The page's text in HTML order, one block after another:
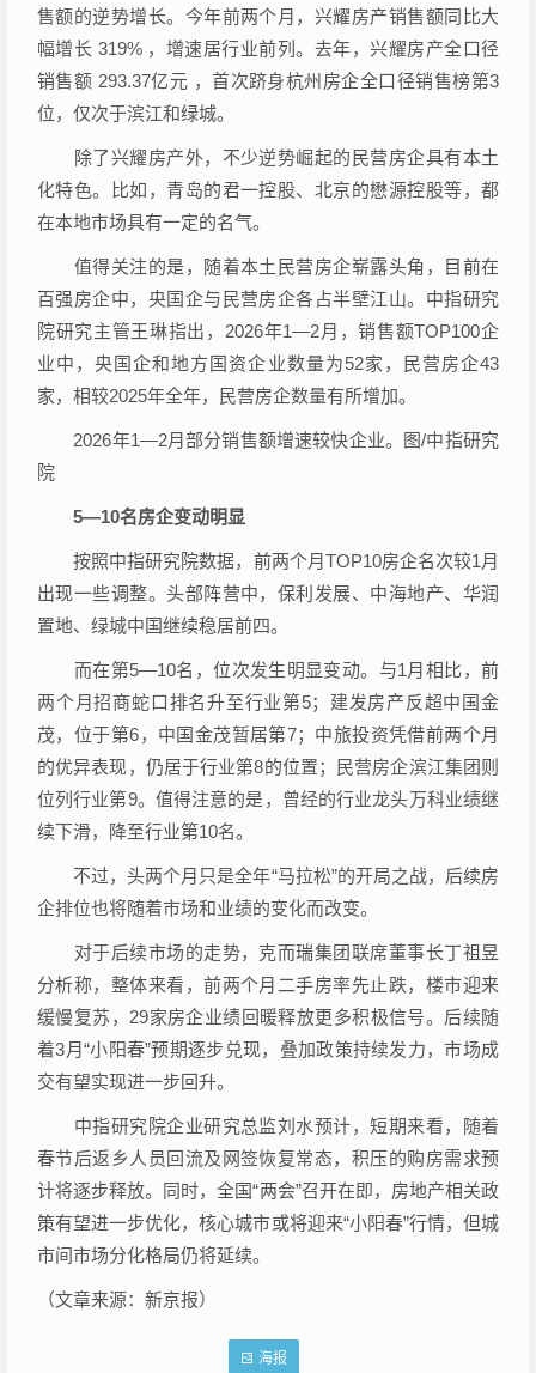
售额的逆势增长。今年前两个月，兴耀房产销售额同比大
幅增长 319% ，增速居行业前列。去年，兴耀房产全口径
销售额 293.37亿元 ，首次跻身杭州房企全口径销售榜第3
位，仅次于滨江和绿城。
除了兴耀房产外，不少逆势崛起的民营房企具有本土
化特色。比如，青岛的君一控股、北京的懋源控股等，都
在本地市场具有一定的名气。
值得关注的是，随着本土民营房企崭露头角，目前在
百强房企中，央国企与民营房企各占半壁江山。中指研究
院研究主管王琳指出，2026年1—2月，销售额TOP100企
业中，央国企和地方国资企业数量为52家，民营房企43
家，相较2025年全年，民营房企数量有所增加。
2026年1—2月部分销售额增速较快企业。图/中指研究
院
5—10名房企变动明显
按照中指研究院数据，前两个月TOP10房企名次较1月
出现一些调整。头部阵营中，保利发展、中海地产、华润
置地、 绿城中国继续稳居前四。
而在第5—10名，位次发生明显变动。与1月相比，前
两个月招商蛇口排名升至行业第5；建发房产反超中国金
茂，位于第6， 中国金茂暂居第7；中旅投资凭借前两个月
的优异表现，仍居于行业第8的位置；民营房企滨江集团则
位列行业第9。值得注意的是，曾经的行业龙头万科业绩继
续下滑，降至行业第10名。
不过，头两个月只是全年“马拉松”的开局之战，后续房
企排位也将随着市场和业绩的变化而改变。
对于后续市场的走势，克而瑞集团联席董事长丁祖昱
分析称，整体来看，前两个月二手房率先止跌，楼市迎来
缓慢复苏，29家房企业绩回暖释放更多积极信号。后续随
着3月“小阳春”预期逐步兑现，叠加政策持续发力，市场成
交有望实现进一步回升。
中指研究院企业研究总监刘水预计，短期来看，随着
春节后返乡人员回流及网签恢复常态，积压的购房需求预
计将逐步释放。同时，全国“两会”召开在即， 房地产相关政
策有望进一步优化，核心城市或将迎来“小阳春”行情，但城
市间市场分化格局仍将延续。
（文章来源：新京报）
海报